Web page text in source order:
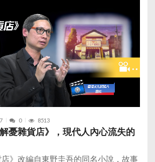
0 8513
解憂雜貨店》，現代人內心流失的
》改編自東野圭吾的同名小說，故事